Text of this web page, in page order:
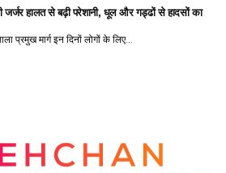
जर्जर हालत से बढ़ी परेशानी, धूल और गड्ढों से हादसों का
प्रमुख मार्ग इन दिनों लोगों के लिए...